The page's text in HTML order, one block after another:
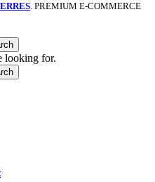
. PREMIUM E-COMMERCE
looking for.